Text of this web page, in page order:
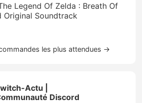
Legend Of Zelda : Breath Of
Original Soundtrack
les plus attendues →
Actu |
Discord